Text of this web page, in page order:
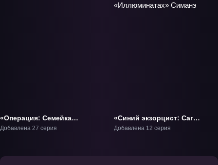
«Операция: Семейка
Ёдзакура» ТВ-1
Добавлена 27 серия
«Синий экзорцист: Сага
об «Иллюминатах»
Добавлена 12 серия